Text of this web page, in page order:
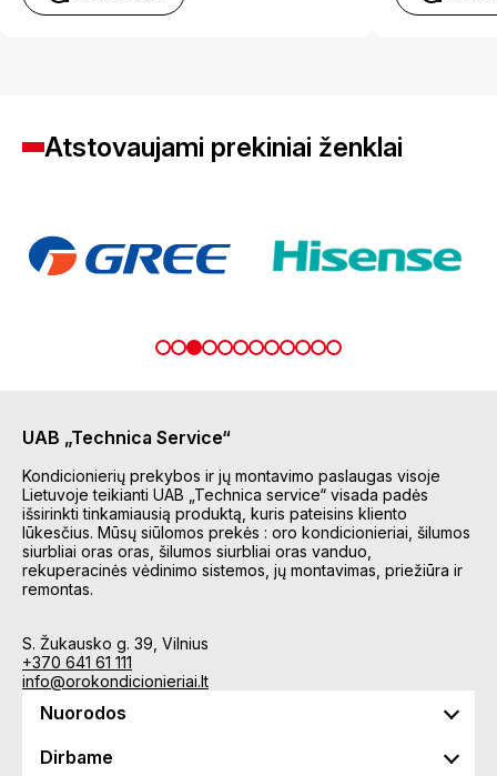
Atstovaujami prekiniai ženklai
UAB „Technica Service“
Kondicionierių prekybos ir jų montavimo paslaugas visoje
Lietuvoje teikianti UAB „Technica service“ visada padės
išsirinkti tinkamiausią produktą, kuris pateisins kliento
lūkesčius. Mūsų siūlomos prekės : oro kondicionieriai, šilumos
siurbliai oras oras, šilumos siurbliai oras vanduo,
rekuperacinės vėdinimo sistemos, jų montavimas, priežiūra ir
remontas.
S. Žukausko g. 39, Vilnius
+370 641 61 111
info@orokondicionieriai.lt
Nuorodos
Dirbame